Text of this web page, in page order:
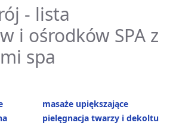
- lista
i ośrodków SPA z
spa
masaże upiększające
pielęgnacja twarzy i dekoltu